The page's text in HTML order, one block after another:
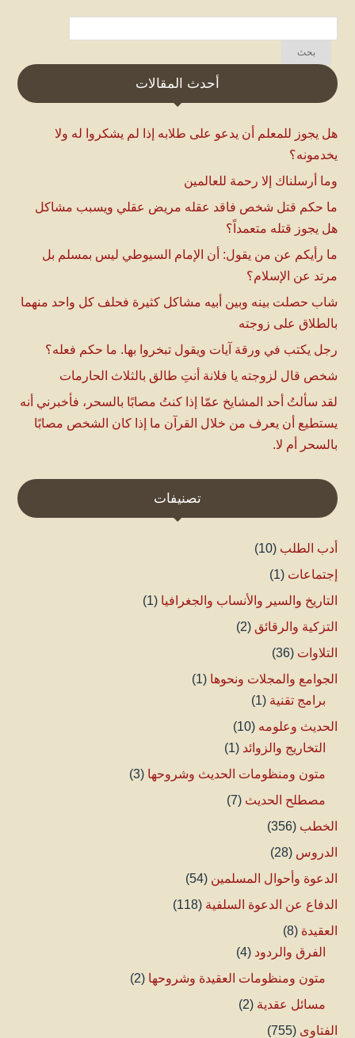
أحدث المقالات
هل يجوز للمعلم أن يدعو على طلابه إذا لم يشكروا له ولا
يخدمونه؟
وما أرسلناك إلا رحمة للعالمين
ما حكم قتل شخص فاقد عقله مريض عقلي ويسبب مشاكل
هل يجوز قتله متعمداً؟
ما رأيكم عن من يقول: أن الإمام السيوطي ليس بمسلم بل
مرتد عن الإسلام؟
شاب حصلت بينه وبين أبيه مشاكل كثيرة فحلف كل واحد منهما
بالطلاق على زوجته
رجل يكتب في ورقة آيات ويقول تبخروا بها. ما حكم فعله؟
شخص قال لزوجته يا فلانة أنتِ طالق بالثلاث الحارمات
لقد سألتُ أحد المشايخ عمّا إذا كنتُ مصابًا بالسحر، فأخبرني أنه
يستطيع أن يعرف من خلال القرآن ما إذا كان الشخص مصابًا
بالسحر أم لا.
تصنيفات
أدب الطلب (10)
إجتماعات (1)
التاريخ والسير والأنساب والجغرافيا (1)
التزكية والرقائق (2)
التلاوات (36)
الجوامع والمجلات ونحوها (1)
برامج تقنية (1)
الحديث وعلومه (10)
التخاريج والزوائد (1)
متون ومنظومات الحديث وشروحها (3)
مصطلح الحديث (7)
الخطب (356)
الدروس (28)
الدعوة وأحوال المسلمين (54)
الدفاع عن الدعوة السلفية (118)
العقيدة (8)
الفرق والردود (4)
متون ومنظومات العقيدة وشروحها (2)
مسائل عقدية (2)
الفتاوى (755)